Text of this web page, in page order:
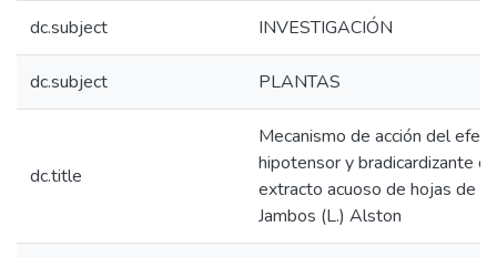
dc.subject INVESTIGACIÓN
dc.subject PLANTAS
dc.title
Mecanismo de acción del
hipotensor y bradicardizante
extracto acuoso de hojas de
Jambos (L.) Alston